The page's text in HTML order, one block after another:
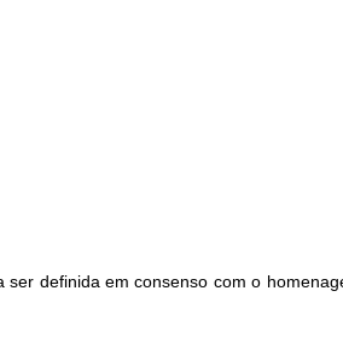
definida em consenso com o